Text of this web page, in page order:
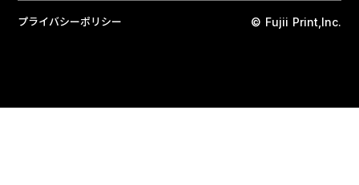
プライバシーポリシー © Fujii Print,Inc.